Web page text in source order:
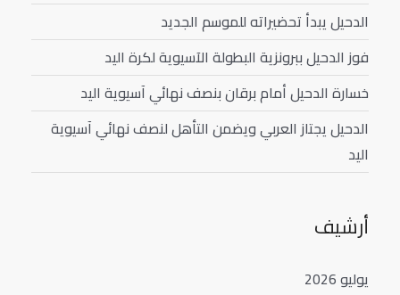
الدحيل يبدأ تحضيراته للموسم الجديد
فوز الدحيل ببرونزية البطولة الآسيوية لكرة اليد
خسارة الدحيل أمام برقان بنصف نهائي آسيوية اليد
الدحيل يجتاز العربي ويضمن التأهل لنصف نهائي آسيوية
اليد
أرشيف
يوليو 2026